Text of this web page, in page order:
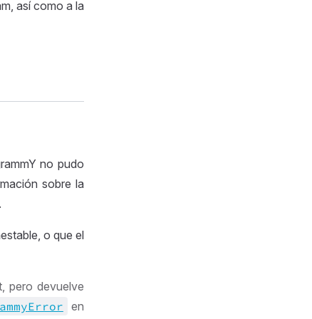
así como a la
no pudo
sobre la
.
o que el
pero devuelve
Error en